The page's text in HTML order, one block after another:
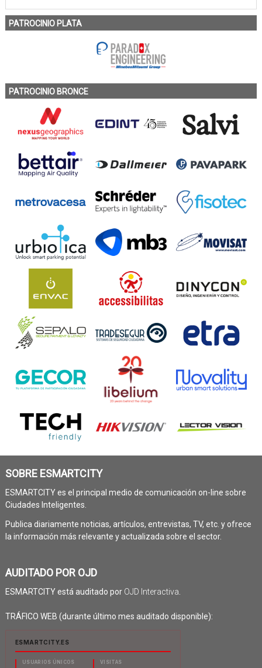
PATROCINIO PLATA
PATROCINIO BRONCE
SOBRE ESMARTCITY
ESMARTCITY es el principal medio de comunicación on-line sobre
Ciudades Inteligentes.
Publica diariamente noticias, artículos, entrevistas, TV, etc. y ofrece
la información más relevante y actualizada sobre el sector.
AUDITADO POR OJD
ESMARTCITY está auditado por OJD Interactiva
TRÁFICO WEB (durante último mes auditado disponible):